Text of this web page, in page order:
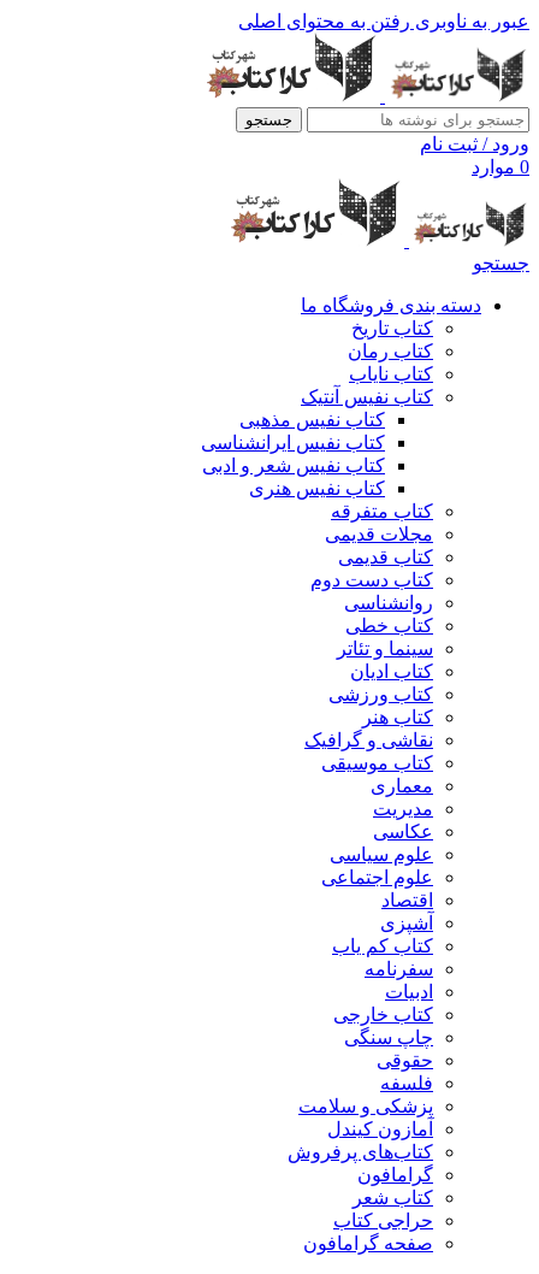
عبور به ناوبری رفتن به محتوای اصلی
جستجو
ورود / ثبت نام
0 موارد
جستجو
دسته بندی فروشگاه ما
کتاب تاریخ
کتاب رمان
کتاب نایاب
کتاب نفیس آنتیک
کتاب نفیس مذهبی
کتاب نفیس ایرانشناسی
کتاب نفیس شعر و ادبی
کتاب نفیس هنری
کتاب متفرقه
مجلات قدیمی
کتاب قدیمی
کتاب دست دوم
روانشناسی
کتاب خطی
سینما و تئاتر
کتاب ادیان
کتاب ورزشی
کتاب هنر
نقاشی و گرافیک
کتاب موسیقی
معماری
مدیریت
عکاسی
علوم سیاسی
علوم اجتماعی
اقتصاد
آشپزی
کتاب کم یاب
سفرنامه
ادبیات
کتاب خارجی
چاپ سنگی
حقوقی
فلسفه
پزشکی و سلامت
آمازون کیندل
کتاب‌های پرفروش
گرامافون
کتاب شعر
حراجی کتاب
صفحه گرامافون